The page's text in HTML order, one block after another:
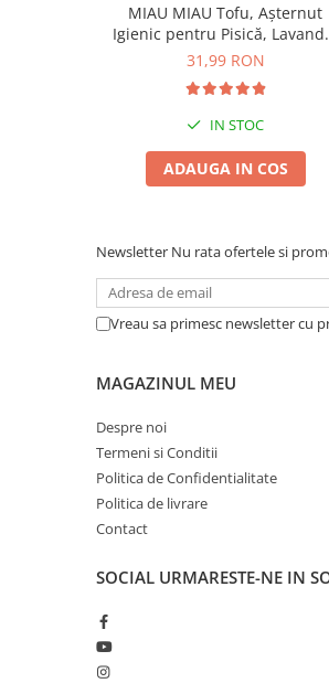
Diete Veterinare Pisică
Îngrijire Pisici
Igienă Pisici
Vitamine Pisici
Perii & Piepteni Pisici
Culcușuri & Saltele Pisici
Castroane & Adapatori Pisici
Cuști & Genți Pisici
Litiere Pisici
Jucării Pisici
MIAU MIAU Tofu, Așternut
Igienic pentru Pisică,
6L
31,99 RON
IN STOC
ADAUGA IN COS
Newsletter Nu rata ofertele si
Vreau sa primesc newsletter cu
MAGAZINUL MEU
Despre noi
Termeni si Conditii
Politica de Confidentialitate
Politica de livrare
Contact
SOCIAL URMARESTE-NE IN